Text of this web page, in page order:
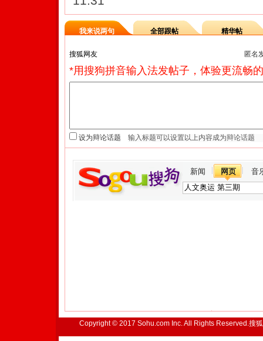
我来说两句 全部跟帖 精华帖
匿名
*用搜狗拼音输入法发帖子，体验更流畅
设为辩论话题
新闻 网页 音
Copyright © 2017 Sohu.com Inc. All Rights Reserved.搜